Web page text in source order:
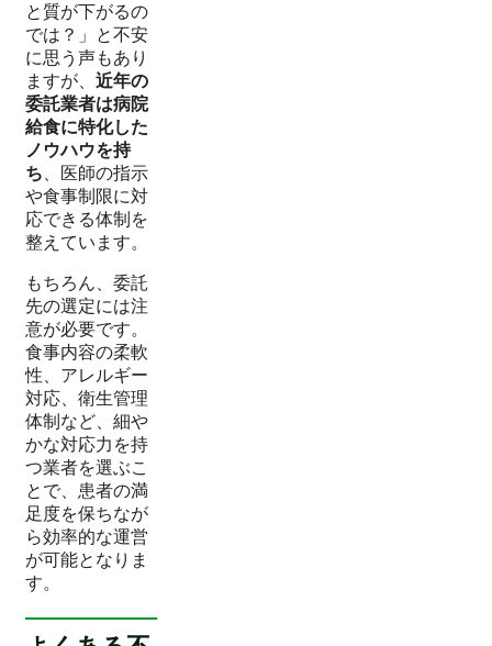
と質が下がるの
では？」と不安
に思う声もあり
ますが、 近年の
委託業者は病院
給食に特化した
ノウハウを持
ち 、医師の指示
や食事制限に対
応できる体制を
整えています。
もちろん、委託
先の選定には注
意が必要です。
食事内容の柔軟
性、アレルギー
対応、衛生管理
体制など、細や
かな対応力を持
つ業者を選ぶこ
とで、患者の満
足度を保ちなが
ら効率的な運営
が可能となりま
す。